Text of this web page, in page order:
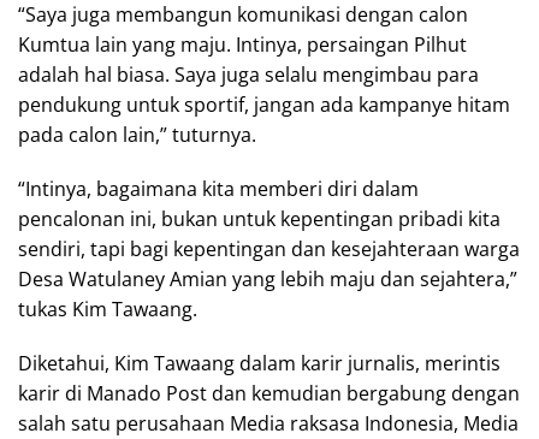
“Saya juga membangun komunikasi dengan calon
Kumtua lain yang maju. Intinya, persaingan Pilhut
adalah hal biasa. Saya juga selalu mengimbau para
pendukung untuk sportif, jangan ada kampanye hitam
pada calon lain,” tuturnya.
“Intinya, bagaimana kita memberi diri dalam
pencalonan ini, bukan untuk kepentingan pribadi kita
sendiri, tapi bagi kepentingan dan kesejahteraan warga
Desa Watulaney Amian yang lebih maju dan sejahtera,”
tukas Kim Tawaang.
Diketahui, Kim Tawaang dalam karir jurnalis, merintis
karir di Manado Post dan kemudian bergabung dengan
salah satu perusahaan Media raksasa Indonesia, Media